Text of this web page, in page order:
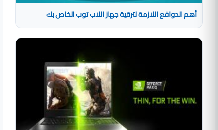
أهم الدوافع اللازمة لترقية جهاز اللاب توب الخاص بك